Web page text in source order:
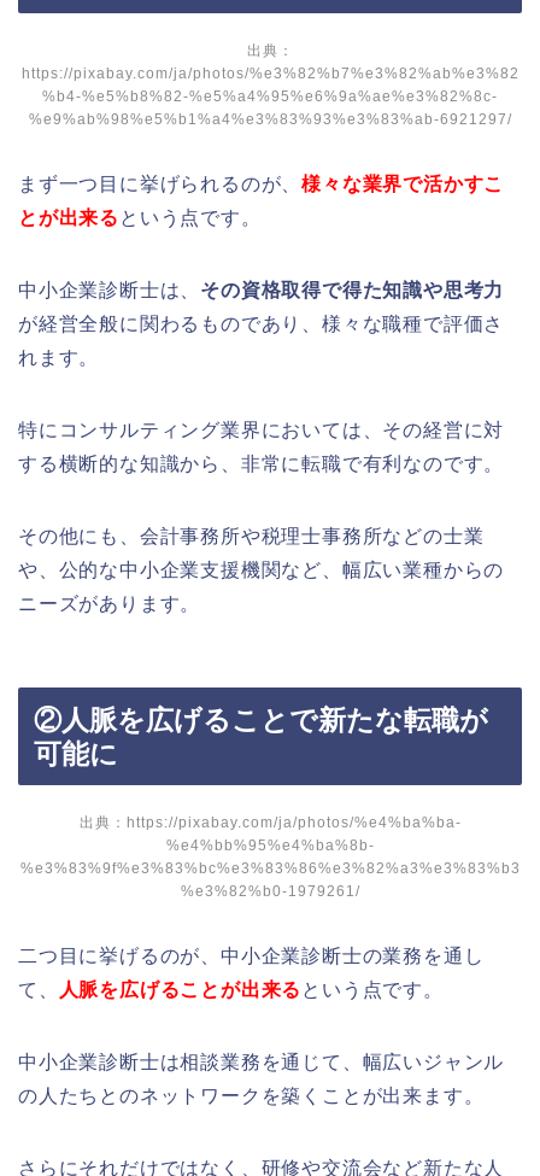
出典：
https://pixabay.com/ja/photos/%e3%82%b7%e3%82%ab%e3%82
%b4-%e5%b8%82-%e5%a4%95%e6%9a%ae%e3%82%8c-
%e9%ab%98%e5%b1%a4%e3%83%93%e3%83%ab-6921297/
まず一つ目に挙げられるのが、様々な業界で活かすこ
とが出来る という点です。
中小企業診断士は、 その資格取得で得た知識や思考力
が経営全般に関わるものであり、様々な職種で評価さ
れます。
特にコンサルティング業界においては、その経営に対
する横断的な知識から、非常に転職で有利なのです。
その他にも、会計事務所や税理士事務所などの士業
や、公的な中小企業支援機関など、幅広い業種からの
ニーズがあります。
②人脈を広げることで新たな転職が
可能に
出典：https://pixabay.com/ja/photos/%e4%ba%ba-
%e4%bb%95%e4%ba%8b-
%e3%83%9f%e3%83%bc%e3%83%86%e3%82%a3%e3%83%b3
%e3%82%b0-1979261/
二つ目に挙げるのが、中小企業診断士の業務を通し
て、
人脈を広げることが出来る という点です。
中小企業診断士は相談業務を通じて、幅広いジャンル
の人たちとのネットワークを築くことが出来ます。
さらにそれだけではなく、研修や交流会など新たな人